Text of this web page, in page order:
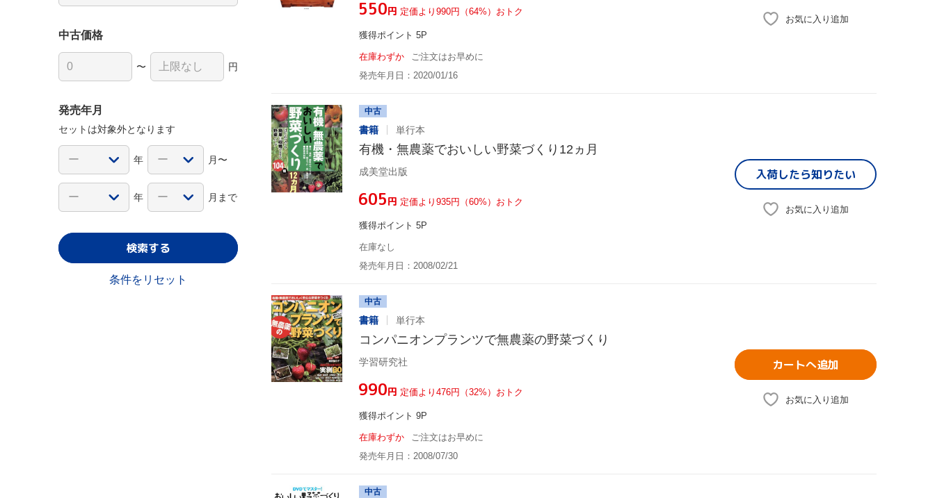
¥550円 定価より990円（64%）おトク
獲得ポイント 5P
在庫わずか
ご注文はお早めに
発売年月日：2020/01/16
お気に入り追加
中古
書籍 単行本
有機・無農薬でおいしい野菜づくり12ヵ月
成美堂出版
¥605円 定価より935円（60%）おトク
獲得ポイント 5P
在庫なし
発売年月日：2008/02/21
入荷したら知りたい
お気に入り追加
中古
書籍 単行本
コンパニオンプランツで無農薬の野菜づくり
学習研究社
¥990円 定価より476円（32%）おトク
獲得ポイント 9P
在庫わずか
ご注文はお早めに
発売年月日：2008/07/30
カートへ追加
お気に入り追加
中古
中古価格
〜 円
発売年月
セットは対象外となります
年 月〜
年 月まで
検索する
条件をリセット